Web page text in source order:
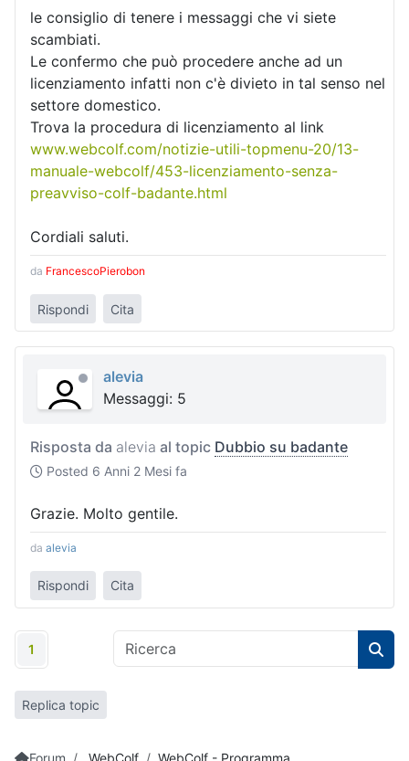
le consiglio di tenere i messaggi che vi siete
scambiati.
Le confermo che può procedere anche ad un
licenziamento infatti non c'è divieto in tal senso nel
settore domestico.
Trova la procedura di licenziamento al link
www.webcolf.com/notizie-utili-topmenu-20/13-
manuale-webcolf/453-licenziamento-senza-
preavviso-colf-badante.html
Cordiali saluti.
da FrancescoPierobon
Rispondi Cita
alevia
Messaggi: 5
Risposta da alevia al topic Dubbio su badante
Posted 6 Anni 2 Mesi fa
Grazie. Molto gentile.
da alevia
Rispondi Cita
1
Replica topic